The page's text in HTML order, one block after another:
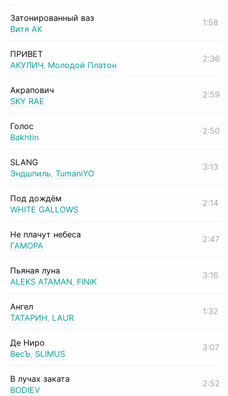
Затонированный ваз
Витя АК
1:58
ПРИВЕТ
АКУЛИЧ, Молодой Платон
2:36
Акрапович
SKY RAE
2:59
Голос
Bakhtin
2:50
SLANG
Эндшпиль, TumaniYO
3:13
Под дождём
WHITE GALLOWS
2:14
Не плачут небеса
ГАМОРА
2:47
Пьяная луна
ALEKS ATAMAN, FINIK
3:16
Ангел
ТАТАРИН, LAUR
1:32
Де Ниро
ВесЪ, SLIMUS
3:07
В лучах заката
BODIEV
2:52